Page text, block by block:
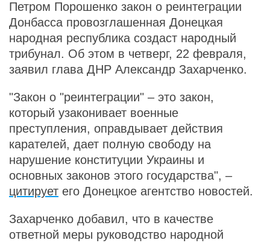
Петром Порошенко закон о реинтеграции
Донбасса провозглашенная Донецкая
народная республика создаст народный
трибунал. Об этом в четверг, 22 февраля,
заявил глава ДНР Александр Захарченко.
"Закон о "реинтеграции" – это закон,
который узаконивает военные
преступления, оправдывает действия
карателей, дает полную свободу на
нарушение конституции Украины и
основных законов этого государства", –
цитирует его Донецкое агентство новостей.
Захарченко добавил, что в качестве
ответной меры руководство народной